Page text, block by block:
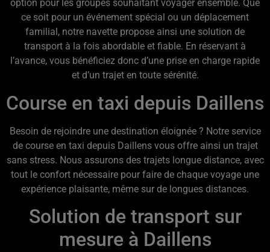
option pour les groupes souhaitant voyager ensemble. Que
ce soit pour un événement spécial ou un déplacement
familial, notre navette propose ainsi une solution de
transport à la fois abordable et fiable. En réservant à
l’avance, vous bénéficiez donc d’une prise en charge rapide
et d’un trajet en toute sérénité.
Course en taxi depuis Daillens
Besoin de rejoindre une destination éloignée ? Notre service
de course en taxi depuis Daillens vous offre ainsi un trajet
sans stress. Nous assurons des trajets longue distance, avec
tout le confort nécessaire pour faire de chaque voyage une
expérience plaisante, même sur de longues distances.
Solution de transport sur
mesure à Daillens